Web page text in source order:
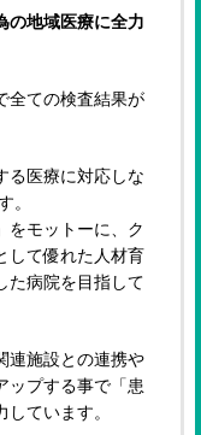
の地域医療に全力
全ての検査結果が
る医療に対応しな
。
をモットーに、ク
して優れた人材育
た病院を目指して
連施設との連携や
ップする事で「患
ています。